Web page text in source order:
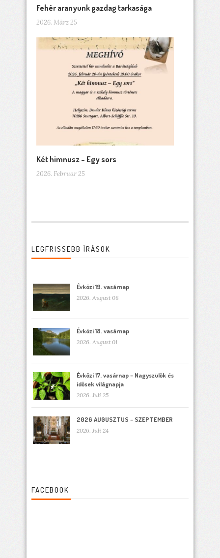
Fehér aranyunk gazdag tarkasága
2026. März 25
Két himnusz – Egy sors
2026. Februar 25
LEGFRISSEBB ÍRÁSOK
Évközi 19. vasárnap
2026. August 08
Évközi 18. vasárnap
2026. August 01
Évközi 17. vasárnap – Nagyszülők és
idősek világnapja
2026. Juli 25
2026 AUGUSZTUS – SZEPTEMBER
2026. Juli 24
FACEBOOK